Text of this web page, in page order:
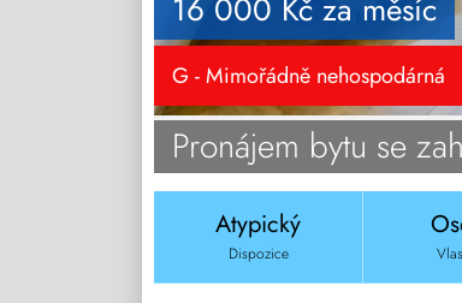
16 000 Kč za měsíc
G - Mimořádně nehospodárná
Pronájem bytu se
Atypický
Dispozice